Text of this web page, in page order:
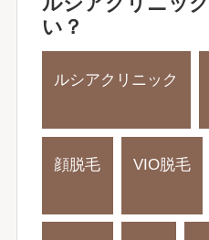
い？
ルシアクリニック
顔脱毛 VIO脱毛